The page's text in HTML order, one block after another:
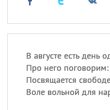
В августе есть день
Про него поговорим:
Посвящается
Воле вольной для